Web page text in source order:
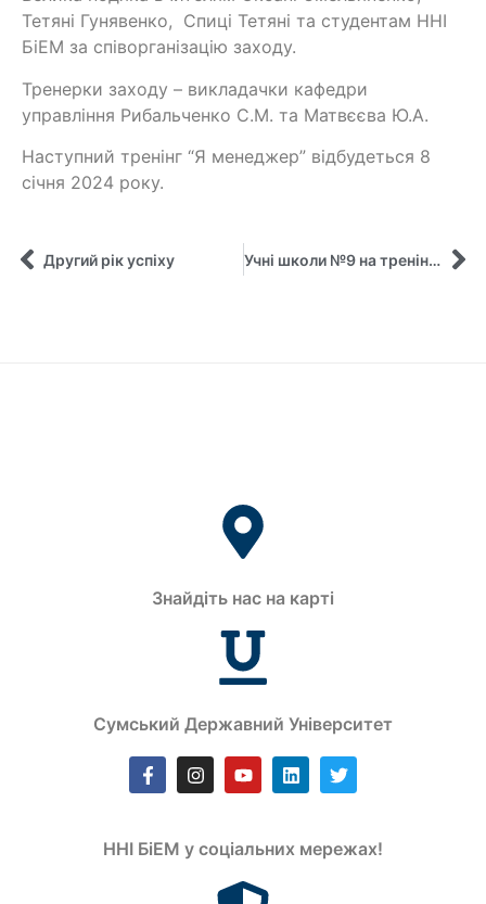
Тетяні Гунявенко, Спиці Тетяні та студентам ННІ
БіЕМ за співорганізацію заходу.
Тренерки заходу – викладачки кафедри
управління Рибальченко С.М. та Матвєєва Ю.А.
Наступний тренінг “Я менеджер” відбудеться 8
січня 2024 року.
Другий рік успіху Учні школи №9 на тренінгу “Я – менеджер” від Кафедри управління!
Знайдіть нас на карті
Сумський Державний Університет
ННІ БіЕМ у соціальних мережах!